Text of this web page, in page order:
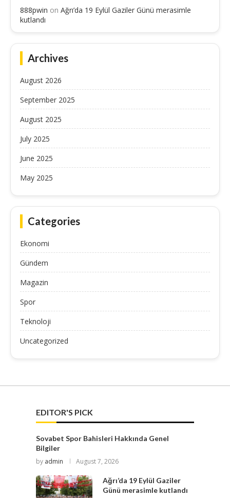
888pwin on Ağrı’da 19 Eylül Gaziler Günü merasimle
kutlandı
Archives
August 2026
September 2025
August 2025
July 2025
June 2025
May 2025
Categories
Ekonomi
Gündem
Magazin
Spor
Teknoloji
Uncategorized
EDITOR'S PICK
Sovabet Spor Bahisleri Hakkında Genel
Bilgiler
by admin August 7, 2026
Ağrı’da 19 Eylül Gaziler
Günü merasimle kutlandı